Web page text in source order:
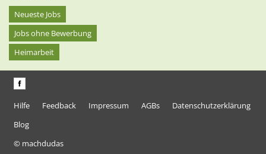
Neueste Jobs
Jobs ohne Bewerbung
Heimarbeit
Hilfe Feedback Impressum AGBs
Datenschutzerklärung
Blog
© machdudas